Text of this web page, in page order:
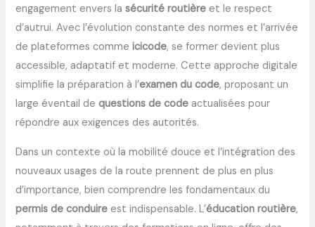
engagement envers lasécurité routière et le respect
d’autrui. Avec l’évolution constante des normes et l’arrivée
de plateformes commeicicode, se former devient plus
accessible, adaptatif et moderne. Cette approche digitale
simplifie la préparation à l’examen du code, proposant un
large éventail dequestions de code actualisées pour
répondre aux exigences des autorités.
Dans un contexte où la mobilité douce et l’intégration des
nouveaux usages de la route prennent de plus en plus
d’importance, bien comprendre les fondamentaux du
permis de conduire est indispensable. L’éducation routière,